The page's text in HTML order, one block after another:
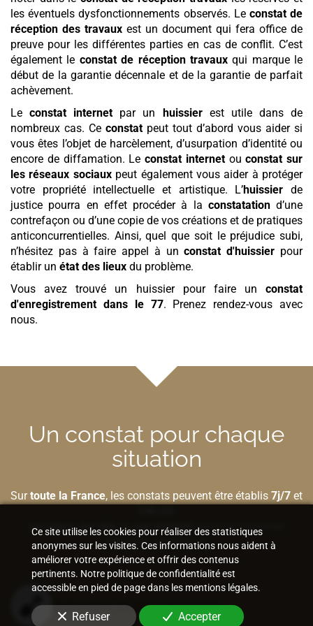
les éventuels dysfonctionnements observés. Le constat de
réception des travaux est un document qui fera office de
preuve pour les différentes parties en cas de conflit. C’est
également le constat de réception travauxqui marque le
début de la garantie décennale et de la garantie de parfait
achèvement.
Leconstat internet par un huissierest utile dans de
nombreux cas. Ce constat peut tout d’abord vous aider si
vous êtes l’objet de harcèlement, d’usurpation d’identité ou
encore de diffamation. Le constat internetouconstat sur
les réseaux sociauxpeut également vous aider à protéger
votre propriété intellectuelle et artistique. L’huissier de
justice pourra en effet procéder à la constatationd’une
contrefaçon ou d’une copie de vos créations et de pratiques
anticoncurrentielles. Ainsi, quel que soit le préjudice subi,
n’hésitez pas à faire appel à unconstat d'huissier pour
établir un état des lieux du problème.
Vous avez trouvé un huissier pour faire un constat
d'enregistrement dans le 77. Prenez rendez-vous avec
nous.
Un constat pour chaque
situation
Surtoute la France, les constats peuvent être établis 7j/7 et
sur place,sur siteoupar Internet selon la nature de
l'élément à préserver.
Bâtiment et construction
Ce site utilise les cookies pour réaliser des statistiques
anonymes sur les visites. Ces informations nous aident à
améliorer votre expérience et offrir des contenus
pertinents. Notre politique de confidentialité est
accessible en pied de page dans les mentions légales.
Refuser Accepter